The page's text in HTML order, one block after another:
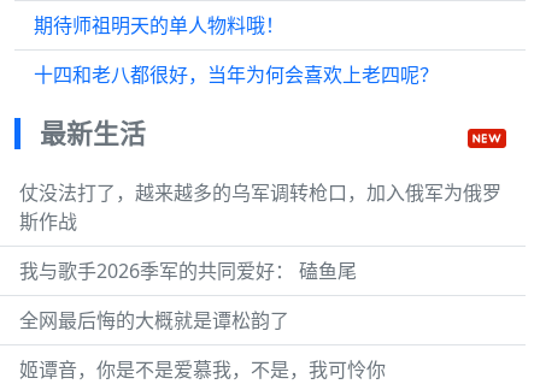
期待师祖明天的单人物料哦！
十四和老八都很好，当年为何会喜欢上老四呢？
最新生活
仗没法打了，越来越多的乌军调转枪口，加入俄军为俄罗
斯作战
我与歌手2026季军的共同爱好： 磕鱼尾
全网最后悔的大概就是谭松韵了
姬谭音，你是不是爱慕我，不是，我可怜你